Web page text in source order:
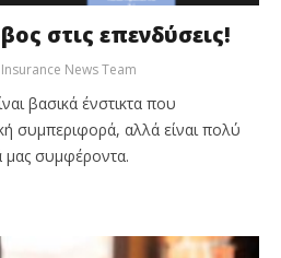
στις επενδύσεις!
News Team
βασικά ένστικτα που
συμπεριφορά, αλλά είναι πολύ
μας συμφέροντα.